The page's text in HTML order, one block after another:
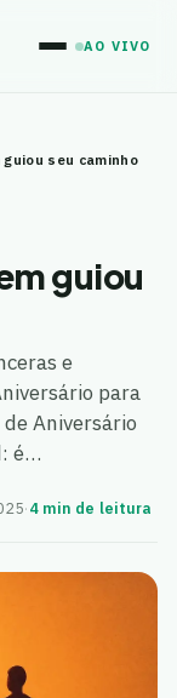
AO VIVO
seu caminho
guiou
e
para
Aniversário
é…
·4 min de leitura